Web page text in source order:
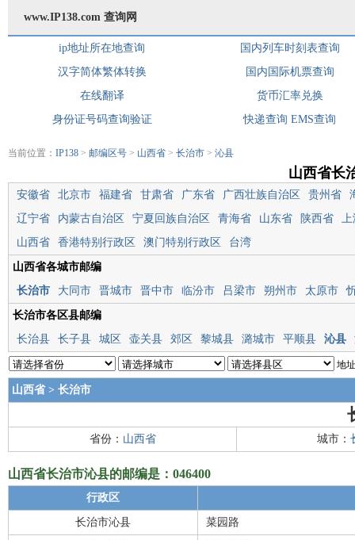
www.IP138.com 查询网
ip地址所在地查询
国内列车时刻表查询
汉字简体繁体转换
国内国际机票查询
在线翻译
货币汇率兑换
身份证号码查询验证
快递查询 EMS查询
当前位置： IP138 > 邮编区号 > 山西省 > 长治市 > 沁县
山西省长
安徽省 北京市 福建省 甘肃省 广东省 广西壮族自治区 贵州省
辽宁省
内蒙古自治区 宁夏回族自治区 青海省 山东省 陕西省
上
山西省
香港特别行政区 澳门特别行政区 台湾
山西省各城市邮编
长治市
大同市 晋城市 晋中市 临汾市 吕梁市 朔州市 太原市
长治市各区县邮编
长治县
长子县 城区 壶关县 郊区 黎城县 潞城市 平顺县 沁县
地
山西省> 长治市
省份： 山西省 城市：
山西省长治市沁县的邮编是：046400
行政区
长治市沁县 菜园路